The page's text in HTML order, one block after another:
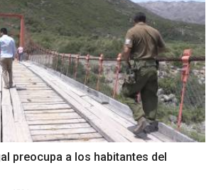
preocupa a los habitantes del